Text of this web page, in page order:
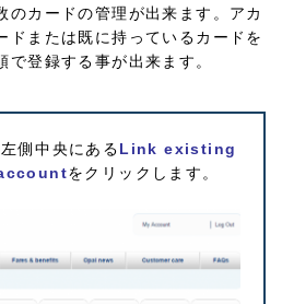
のカードの管理が出来ます。アカ
ドまたは既に持っているカードを
登録する事が出来ます。
側中央にあるLink existing
をクリックします。